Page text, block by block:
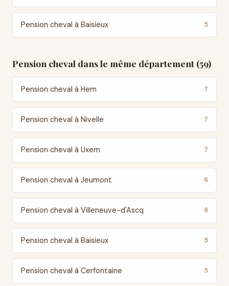
Pension cheval à Baisieux 5
Pension cheval dans le même département (59)
Pension cheval à Hem 7
Pension cheval à Nivelle 7
Pension cheval à Uxem 7
Pension cheval à Jeumont 6
Pension cheval à Villeneuve-d'Ascq 6
Pension cheval à Baisieux 5
Pension cheval à Cerfontaine 5